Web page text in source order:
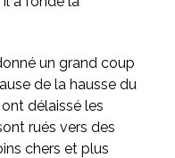
un grand coup
de la hausse du
délaissé les
rués vers des
chers et plus